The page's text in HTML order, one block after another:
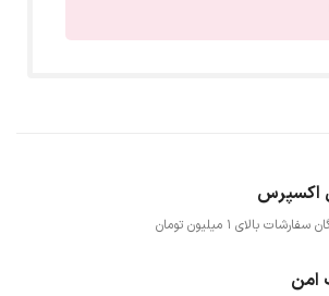
اکسپرس
بالای 1 میلیون تومان
امن